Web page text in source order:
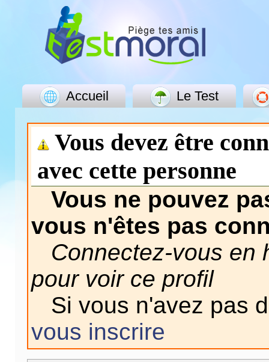
Accueil Le Test
Vous devez être
avec cette personne
Vous ne pouvez
vous n'êtes pas
Connectez-vous en
pour voir ce profil
Si vous n'avez pas
vous inscrire